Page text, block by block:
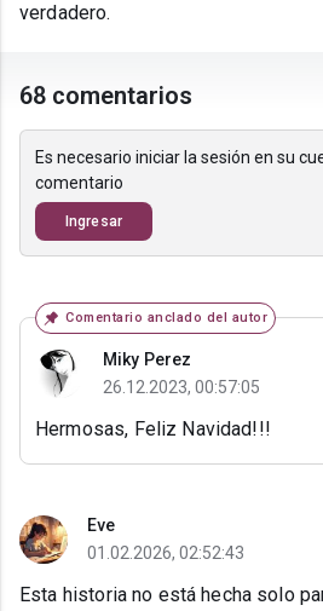
verdadero.
68 comentarios
Es necesario iniciar la sesión en su
comentario
Ingresar
Comentario anclado del autor
Miky Perez
26.12.2023, 00:57:05
Hermosas, Feliz Navidad!!!
Eve
01.02.2026, 02:52:43
Esta historia no está hecha solo